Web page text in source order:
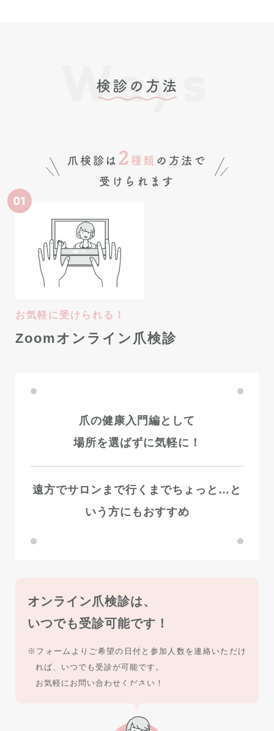
検診の方法
Ways
爪検診は 2 種類 の方法で
受けられます
お気軽に受けられる！
Zoomオンライン爪検診
爪の健康入門編として
場所を選ばずに気軽に！
遠方でサロンまで行くまでちょっと… と
いう方にもおすすめ
オンライン爪検診は、
いつでも受診可能です！
※フォームよりご希望の日付と参加人数を連絡いただけ
れば、いつでも受診が可能です。
お気軽にお問い合わせください！